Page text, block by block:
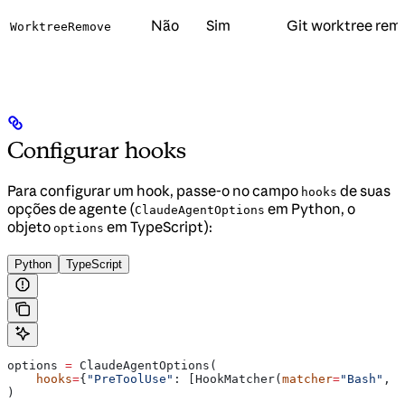
WorktreeRemove Não Sim Git worktree
Configurar hooks
Para configurar um hook, passe-o no campo hooks de suas
opções de agente (ClaudeAgentOptions em Python, o
objeto options em TypeScript):
Python TypeScript
options = ClaudeAgentOptions(
    hooks
={ "PreToolUse" : [HookMatcher(matcher="Bash" ,
)